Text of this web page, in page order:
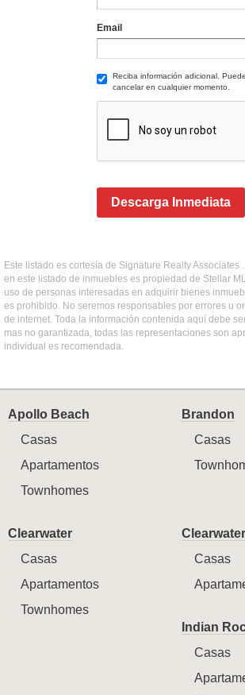
Email
Reciba información adicional. Puede
cancelar en cualquier momento.
Descarga Inmediata
Este listado es cortesía de Signature Realty Associates
en este listado de inmuebles es propiedad de Stellar
uso de personas interesadas en adquirir bienes
es prohibido. No seremos responsables por errores u
de internet. Toda la información contenida aquí debe
mas no garantizada, todas las representaciones son
individual es recomendada.
Apollo Beach
Casas
Apartamentos
Townhomes
Brandon
Casas
Clearwater
Casas
Apartamentos
Townhomes
Casas
Indian
Casas